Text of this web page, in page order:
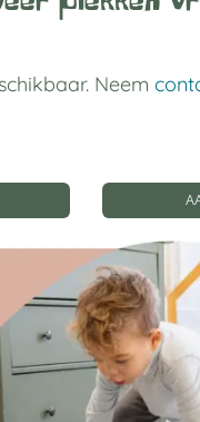
Neem